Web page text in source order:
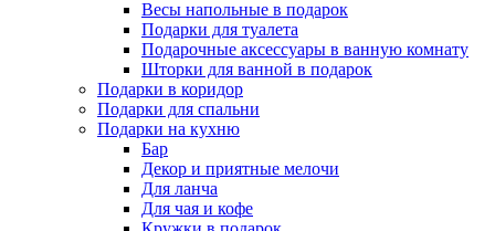
Весы напольные в подарок
Подарки для туалета
Подарочные аксессуары в ванную комнату
Шторки для ванной в подарок
Подарки в коридор
Подарки для спальни
Подарки на кухню
Бар
Декор и приятные мелочи
Для ланча
Для чая и кофе